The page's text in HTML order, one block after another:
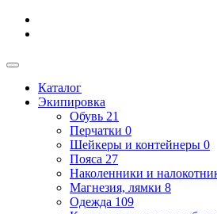
Каталог
Экипировка
Обувь 21
Перчатки 0
Шейкеры и контейнеры 0
Пояса 27
Наколенники и
Магнезия, лямки 8
Одежда 109